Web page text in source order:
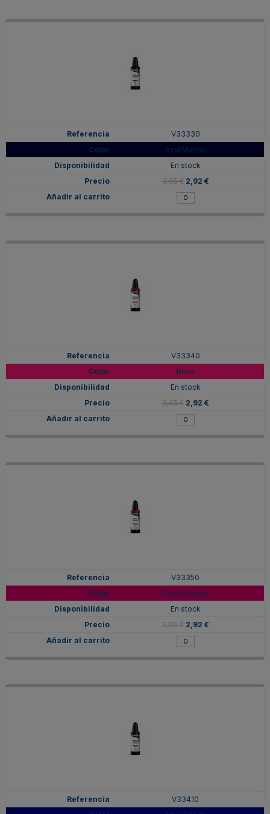
V33330
Azul Marino
En stock
3,65 € 2,92 €
V33340
Rosa
En stock
3,65 € 2,92 €
V33350
Rosa Intenso
En stock
3,65 € 2,92 €
V33410